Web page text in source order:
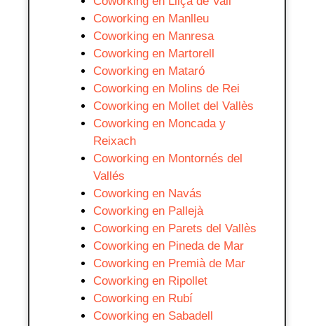
Coworking en Manlleu
Coworking en Manresa
Coworking en Martorell
Coworking en Mataró
Coworking en Molins de Rei
Coworking en Mollet del Vallès
Coworking en Moncada y
Reixach
Coworking en Montornés del
Vallés
Coworking en Navás
Coworking en Pallejà
Coworking en Parets del Vallès
Coworking en Pineda de Mar
Coworking en Premià de Mar
Coworking en Ripollet
Coworking en Rubí
Coworking en Sabadell